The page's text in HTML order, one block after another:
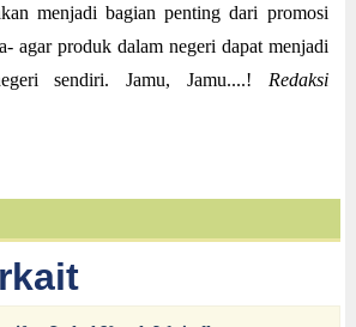
menjadi bagian penting dari promosi
agar produk dalam negeri dapat menjadi
sendiri. Jamu, Jamu....! Redaksi